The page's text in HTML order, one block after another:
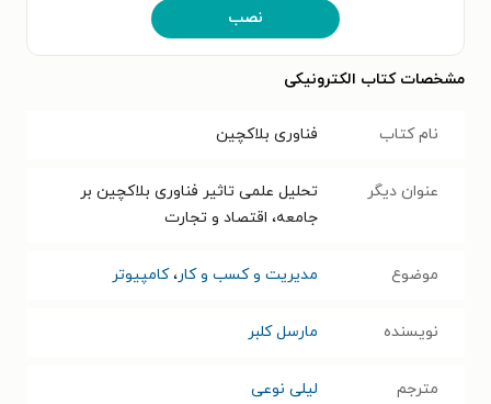
نصب
مشخصات کتاب الکترونیکی
نام کتاب فناوری بلاکچین
عنوان دیگر
تحلیل علمی تاثیر فناوری بلاکچین بر
جامعه، اقتصاد و تجارت
موضوع مدیریت و کسب و کار،کامپیوتر
نویسنده مارسل کلبر
مترجم لیلی نوعی